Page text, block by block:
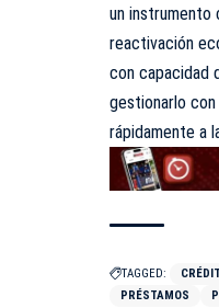
un instrumento
reactivación
con capacidad
gestionarlo
rápidamente a
TAGGED:
PRÉSTAMOS